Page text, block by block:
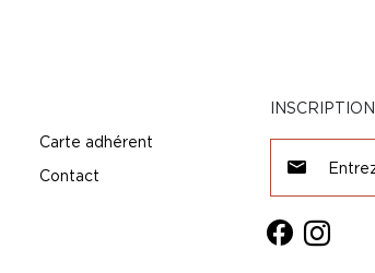
Carte adhérent
Contact